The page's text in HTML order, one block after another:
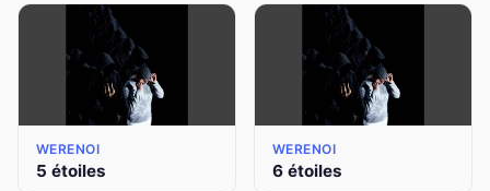
WERENOI
5 étoiles
WERENOI
6 étoiles